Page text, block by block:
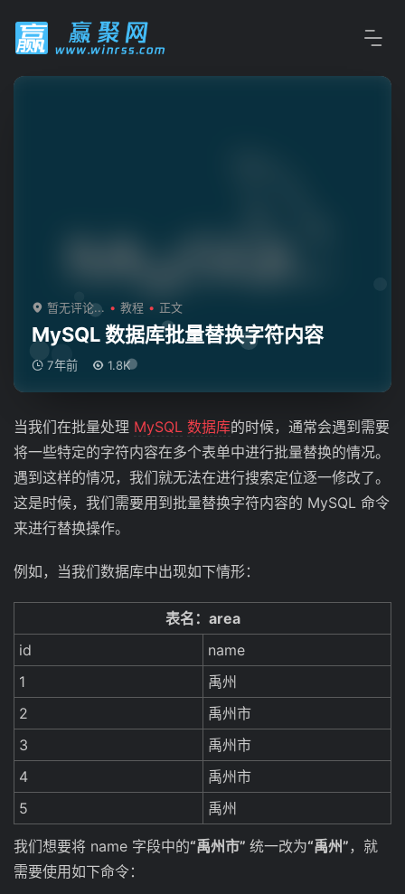
暂无评论... 教程 正文
MySQL 数据库批量替换字符内容
7年前 1.8K
当我们在批量处理 MySQL 数据库的时候，通常会遇到需要
将一些特定的字符内容在多个表单中进行批量替换的情况。
遇到这样的情况，我们就无法在进行搜索定位逐一修改了。
这是时候，我们需要用到批量替换字符内容的 MySQL 命令
来进行替换操作。
例如，当我们数据库中出现如下情形：
表名：area
id
name
1
禹州
2
禹州市
3
禹州市
4
禹州市
5
禹州
我们想要将 name 字段中的“禹州市” 统一改为“禹州” ，就
需要使用如下命令：